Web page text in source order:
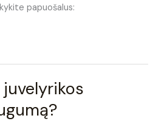
papuošalus: